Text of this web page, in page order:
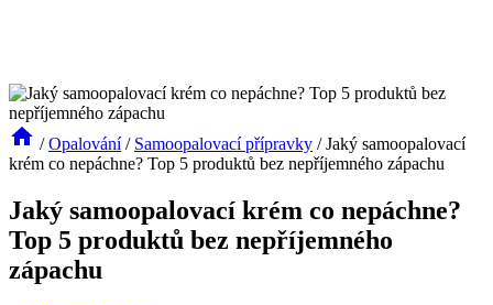
/ Opalování / Samoopalovací přípravky / Jaký samoopalovací
krém co nepáchne? Top 5 produktů bez nepříjemného zápachu
Jaký samoopalovací krém co nepáchne?
Top 5 produktů bez nepříjemného
zápachu